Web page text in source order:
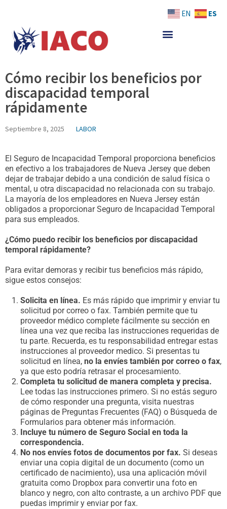
content
Cómo recibir los beneficios por
discapacidad temporal
rápidamente
Septiembre 8, 2025 LABOR
El Seguro de Incapacidad Temporal proporciona beneficios
en efectivo a los trabajadores de Nueva Jersey que deben
dejar de trabajar debido a una condición de salud física o
mental, u otra discapacidad no relacionada con su trabajo.
La mayoría de los empleadores en Nueva Jersey están
obligados a proporcionar Seguro de Incapacidad Temporal
para sus empleados.
¿Cómo puedo recibir los beneficios por discapacidad
temporal rápidamente?
Para evitar demoras y recibir tus beneficios más rápido,
sigue estos consejos:
Solicita en línea. Es más rápido que imprimir y enviar tu
solicitud por correo o fax. También permite que tu
proveedor médico complete fácilmente su sección en
línea una vez que reciba las instrucciones requeridas de
tu parte. Recuerda, es tu responsabilidad entregar estas
instrucciones al proveedor medico. Si presentas tu
solicitud en línea, no la envíes también por correo o fax,
ya que esto podría retrasar el procesamiento.
Completa tu solicitud de manera completa y precisa.
Lee todas las instrucciones primero. Si no estás seguro
de cómo responder una pregunta, visita nuestras
páginas de Preguntas Frecuentes (FAQ) o Búsqueda de
Formularios para obtener más información.
Incluye tu número de Seguro Social en toda la
correspondencia.
No nos envíes fotos de documentos por fax. Si deseas
enviar una copia digital de un documento (como un
certificado de nacimiento), usa una aplicación móvil
gratuita como Dropbox para convertir una foto en
blanco y negro, con alto contraste, a un archivo PDF que
puedas imprimir y enviar por fax.
EN ES